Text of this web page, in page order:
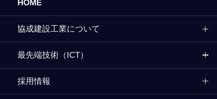
HOME
協成建設工業について
最先端技術（ICT）
採用情報